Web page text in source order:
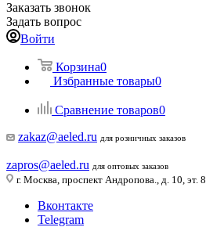
Заказать звонок
Задать вопрос
Войти
Корзина0
Избранные товары0
Сравнение товаров0
zakaz@aeled.ru для розничных заказов
zapros@aeled.ru для оптовых заказов
г. Москва, проспект Андропова., д. 10, эт. 8
Вконтакте
Telegram